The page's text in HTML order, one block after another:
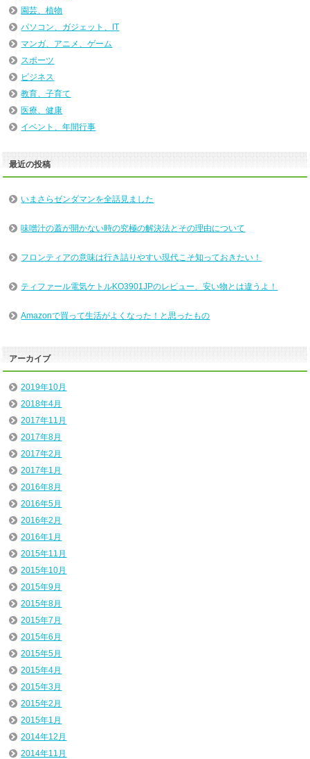
園芸、植物
パソコン、ガジェット、IT
マンガ、アニメ、ゲーム
スポーツ
ビジネス
教育、子育て
医療、健康
イベント、年間行事
最近の投稿
いまさらゼンダマンを全話見ました
味噌汁の蓋が開かない時の究極の解決法とその理由について
フロンティアの意味は行き詰りやすい現代こそ知っておきたい！
ティファール電気ケトルKO3901JPのレビュー、安い物とは違うよ！
Amazonで買って生活がよくなった！と思ったもの
アーカイブ
2019年10月
2018年4月
2017年11月
2017年8月
2017年2月
2017年1月
2016年8月
2016年5月
2016年2月
2016年1月
2015年11月
2015年10月
2015年9月
2015年8月
2015年7月
2015年6月
2015年5月
2015年4月
2015年3月
2015年2月
2015年1月
2014年12月
2014年11月